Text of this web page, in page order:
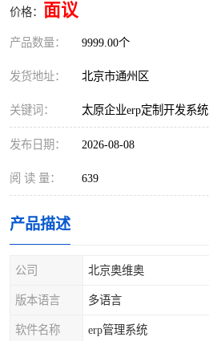
价格： 面议
产品数量： 9999.00个
发货地址： 北京市通州区
关键词： 太原企业erp定制开发系统
发布日期： 2026-08-08
阅 读 量： 639
产品描述
公司 北京奥维奥
版本语言 多语言
软件名称 erp管理系统